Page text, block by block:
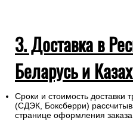
3. Доставка в
Беларусь и
Сроки и стоимость доставки
(СДЭК, Боксберри)
странице оформления